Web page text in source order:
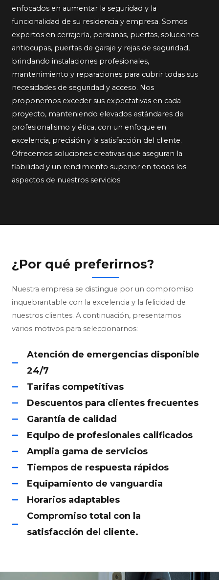
enfocados en aumentar la seguridad y la
funcionalidad de su residencia y empresa. Somos
expertos en cerrajería, persianas, puertas, soluciones
antiocupas, puertas de garaje y rejas de seguridad,
brindando instalaciones profesionales,
mantenimiento y reparaciones para cubrir todas sus
necesidades de seguridad y acceso. Nos
proponemos exceder sus expectativas en cada
proyecto, manteniendo elevados estándares de
profesionalismo y ética, con un enfoque en
excelencia, precisión y la satisfacción del cliente.
Ofrecemos soluciones creativas que aseguran la
fiabilidad y un rendimiento superior en todos los
aspectos de nuestros servicios.
¿Por qué preferirnos?
Nuestra empresa se distingue por un compromiso
inquebrantable con la excelencia y la felicidad de
nuestros clientes. A continuación, presentamos
varios motivos para seleccionarnos:
Atención de emergencias disponible
24/7
Tarifas competitivas
Descuentos para clientes frecuentes
Garantía de calidad
Equipo de profesionales calificados
Amplia gama de servicios
Tiempos de respuesta rápidos
Equipamiento de vanguardia
Horarios adaptables
Compromiso total con la
satisfacción del cliente.